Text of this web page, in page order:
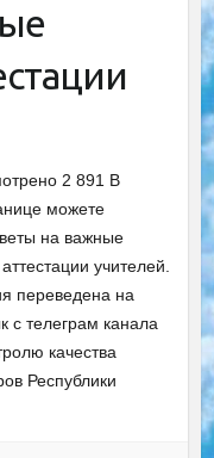
2 891 В
можете
на важные
учителей.
переведена на
с телеграм канала
качества
Республики